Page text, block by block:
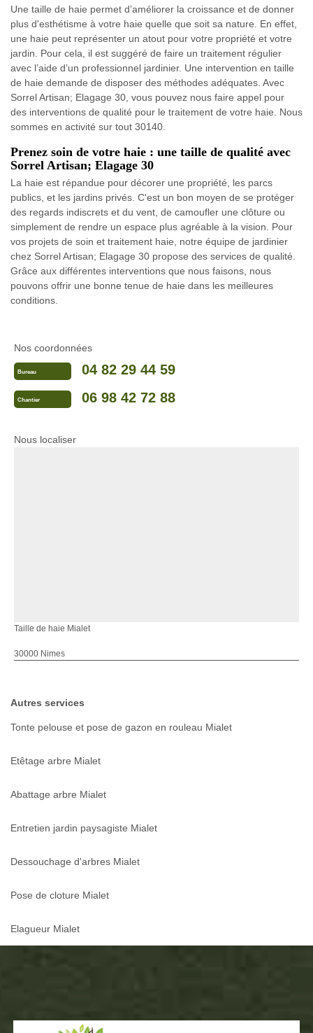
Une taille de haie permet d’améliorer la croissance et de donner
plus d'esthétisme à votre haie quelle que soit sa nature. En effet,
une haie peut représenter un atout pour votre propriété et votre
jardin. Pour cela, il est suggéré de faire un traitement régulier
avec l’aide d’un professionnel jardinier. Une intervention en taille
de haie demande de disposer des méthodes adéquates. Avec
Sorrel Artisan; Elagage 30, vous pouvez nous faire appel pour
des interventions de qualité pour le traitement de votre haie. Nous
sommes en activité sur tout 30140.
Prenez soin de votre haie : une taille de qualité avec
Sorrel Artisan; Elagage 30
La haie est répandue pour décorer une propriété, les parcs
publics, et les jardins privés. C'est un bon moyen de se protéger
des regards indiscrets et du vent, de camoufler une clôture ou
simplement de rendre un espace plus agréable à la vision. Pour
vos projets de soin et traitement haie, notre équipe de jardinier
chez Sorrel Artisan; Elagage 30 propose des services de qualité.
Grâce aux différentes interventions que nous faisons, nous
pouvons offrir une bonne tenue de haie dans les meilleures
conditions.
Nos coordonnées
Bureau 04 82 29 44 59
Chantier 06 98 42 72 88
Nous localiser
Taille de haie Mialet
30000 Nimes
Autres services
Tonte pelouse et pose de gazon en rouleau Mialet
Etêtage arbre Mialet
Abattage arbre Mialet
Entretien jardin paysagiste Mialet
Dessouchage d'arbres Mialet
Pose de cloture Mialet
Elagueur Mialet